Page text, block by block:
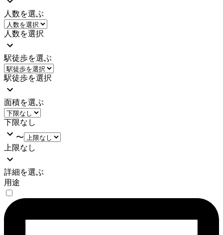
人数を選ぶ
人数を選択
駅徒歩を選ぶ
駅徒歩を選択
面積を選ぶ
下限なし
〜
上限なし
詳細を選ぶ
用途